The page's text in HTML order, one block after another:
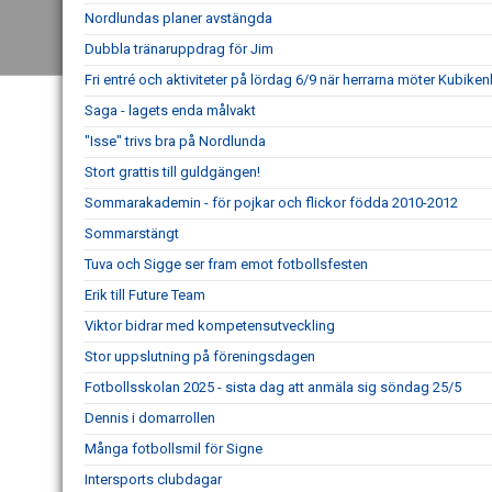
Nordlundas planer avstängda
Dubbla tränaruppdrag för Jim
Fri entré och aktiviteter på lördag 6/9 när herrarna möter
Saga - lagets enda målvakt
"Isse" trivs bra på Nordlunda
Stort grattis till guldgängen!
Sommarakademin - för pojkar och flickor födda 2010-2012
Sommarstängt
Tuva och Sigge ser fram emot fotbollsfesten
Erik till Future Team
Viktor bidrar med kompetensutveckling
Stor uppslutning på föreningsdagen
Fotbollsskolan 2025 - sista dag att anmäla sig söndag 25/5
Dennis i domarrollen
Många fotbollsmil för Signe
Intersports clubdagar